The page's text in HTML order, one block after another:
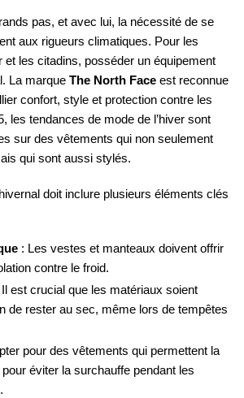
pas, et avec lui, la nécessité de se
aux rigueurs climatiques. Pour les
et les citadins, posséder un équipement
La marque The North Face est reconnue
confort, style et protection contre les
les tendances de mode de l’hiver sont
sur des vêtements qui non seulement
qui sont aussi stylés.
doit inclure plusieurs éléments clés
: Les vestes et manteaux doivent offrir
contre le froid.
Il est crucial que les matériaux soient
de rester au sec, même lors de tempêtes
pour des vêtements qui permettent la
pour éviter la surchauffe pendant les